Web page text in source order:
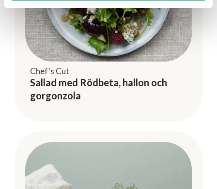
Chef's Cut
Sallad med Rödbeta, hallon och
gorgonzola